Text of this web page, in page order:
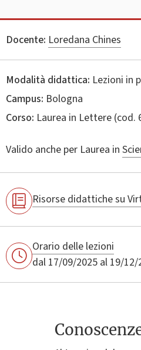
Docente: Loredana Chines
Modalità didattica: Lezioni in
Campus: Bologna
Corso: Laurea in Lettere (cod.
Valido anche per Laurea in
Risorse didattiche su
Orario delle lezioni
dal 17/09/2025 al 19/12/